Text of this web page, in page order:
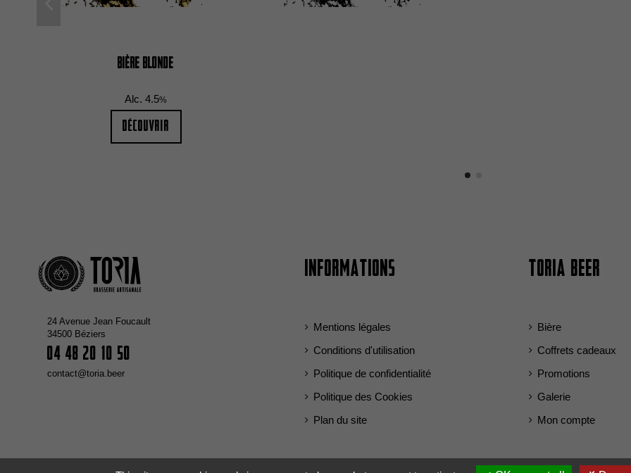
Bière Blonde
Alc. 4.5%
Découvrir
24 Avenue Jean Foucault
34500 Béziers
04 48 20 10 50
contact@toria.beer
Informations
Mentions légales
Conditions d'utilisation
Politique de confidentialité
Politique des Cookies
Plan du site
Toria Beer
Bière
Coffrets cadeaux
Promotions
Galerie
Mon compte